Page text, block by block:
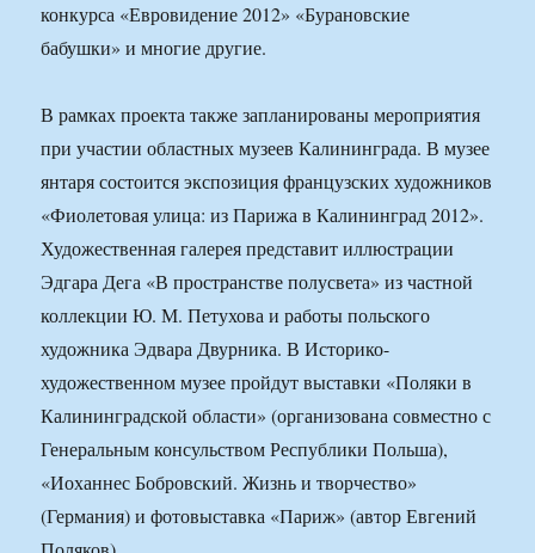
конкурса «Евровидение 2012» «Бурановские
бабушки» и многие другие.
В рамках проекта также запланированы мероприятия
при участии областных музеев Калининграда. В музее
янтаря состоится экспозиция французских художников
«Фиолетовая улица: из Парижа в Калининград 2012».
Художественная галерея представит иллюстрации
Эдгара Дега «В пространстве полусвета» из частной
коллекции Ю. М. Петухова и работы польского
художника Эдвара Двурника. В Историко-
художественном музее пройдут выставки «Поляки в
Калининградской области» (организована совместно с
Генеральным консульством Республики Польша),
«Иоханнес Бобровский. Жизнь и творчество»
(Германия) и фотовыставка «Париж» (автор Евгений